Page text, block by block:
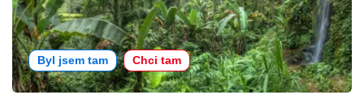
Byl jsem tam Chci tam